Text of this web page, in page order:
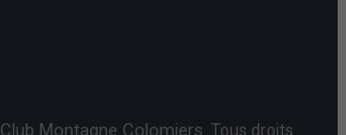
Club Montagne Colomiers . Tous droits